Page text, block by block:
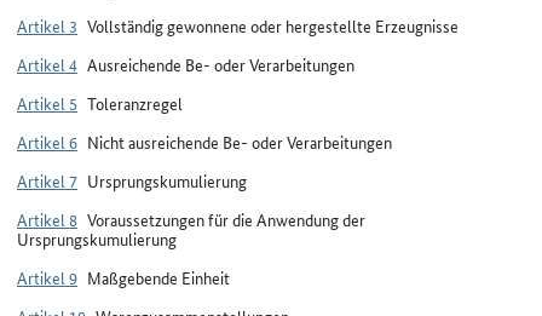
Artikel 3 Vollständig gewonnene oder hergestellte Erzeugnisse
Artikel 4 Ausreichende Be- oder Verarbeitungen
Artikel 5 Toleranzregel
Artikel 6 Nicht ausreichende Be- oder Verarbeitungen
Artikel 7 Ursprungskumulierung
Artikel 8 Voraussetzungen für die Anwendung der
Ursprungskumulierung
Artikel 9 Maßgebende Einheit